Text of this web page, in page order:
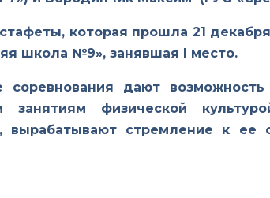
которая прошла 21
школа №9», занявшая I место.
соревнования дают
занятиям физической
вырабатывают стремление к